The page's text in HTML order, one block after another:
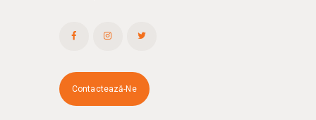
Contactează-Ne